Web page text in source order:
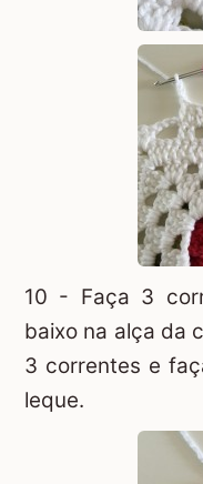
10 - Faça 3
baixo na alça da
3 correntes e
leque.